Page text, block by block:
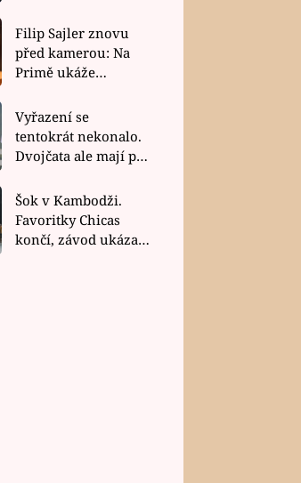
Filip Sajler znovu
před kamerou: Na
Primě ukáže
rychlé recepty
Vyřazení se
tentokrát nekonalo.
Dvojčata ale mají po
závodu nůž na krku
Šok v Kambodži.
Favoritky Chicas
končí, závod ukázal